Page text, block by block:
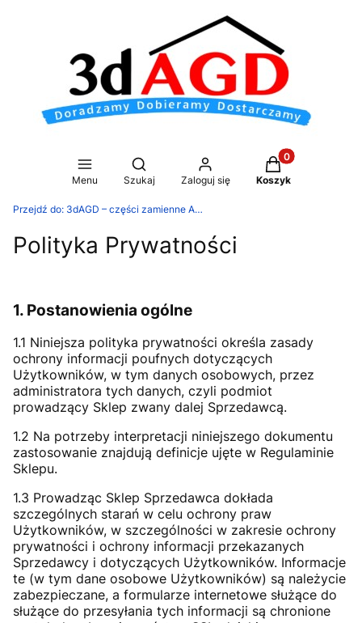
Menu
Otwórz wyszukiwarkę
Szukaj Zaloguj się
Produkty w
Koszyk
Przejdź do: 3dAGD – części zamienne AGD i akcesoria – hurtownia i sklep
Polityka Prywatności
1. Postanowienia ogólne
1.1 Niniejsza polityka prywatności określa zasady
ochrony informacji poufnych dotyczących
Użytkowników, w tym danych osobowych, przez
administratora tych danych, czyli podmiot
prowadzący Sklep zwany dalej Sprzedawcą.
1.2 Na potrzeby interpretacji niniejszego dokumentu
zastosowanie znajdują definicje ujęte w Regulaminie
Sklepu.
1.3 Prowadząc Sklep Sprzedawca dokłada
szczególnych starań w celu ochrony praw
Użytkowników, w szczególności w zakresie ochrony
prywatności i ochrony informacji przekazanych
Sprzedawcy i dotyczących Użytkowników. Informacje
te (w tym dane osobowe Użytkowników) są należycie
zabezpieczane, a formularze internetowe służące do
służące do przesyłania tych informacji są chronione